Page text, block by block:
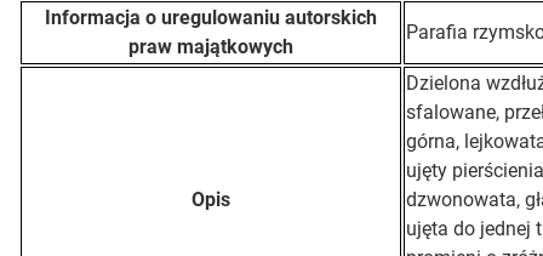
Informacja o uregulowaniu autorskich
praw majątkowych
Parafia
Opis
Dzielona
sfalowane,
górna,
ujęty
dzwonowata,
ujęta do jednej